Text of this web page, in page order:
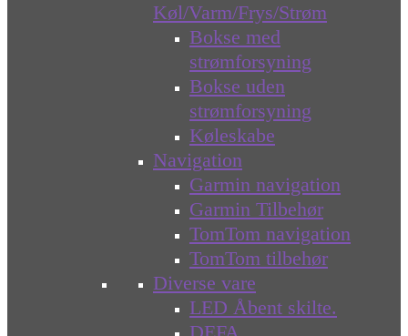
Køl/Varm/Frys/Strøm
Bokse med
strømforsyning
Bokse uden
strømforsyning
Køleskabe
Navigation
Garmin navigation
Garmin Tilbehør
TomTom navigation
TomTom tilbehør
Diverse vare
LED Åbent skilte.